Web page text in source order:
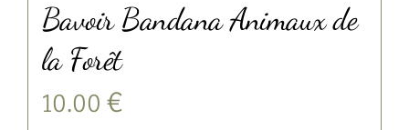
Bavoir Bandana Animaux de
la Forêt
10.00 €